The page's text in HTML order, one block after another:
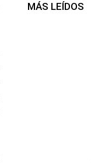
MÁS LEÍDOS